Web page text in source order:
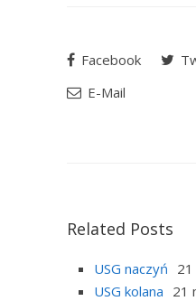
Facebook
E-Mail
Related Posts
USG naczyń
USG kolana 21